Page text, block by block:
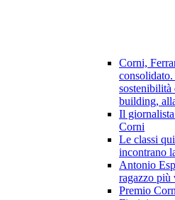
Corni,
sostenibilità
building,
Il
Corni
Le classi
incontrano
Antonio
ragazzo più
Premio